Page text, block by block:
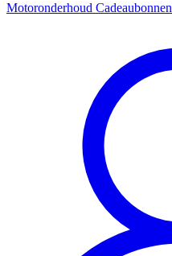
Motoronderhoud Cadeaubonnen